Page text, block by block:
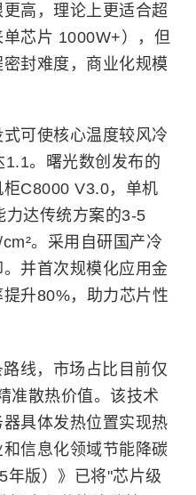
高，理论上更适合超
芯片 1000W+），但
封难度，商业化规模
可使核心温度较风冷
1.1。曙光数创发布的
C8000 V3.0，单机
力达传统方案的3-5
。采用自研国产冷
并首次规模化应用金
升80%，助力芯片性
线，市场占比目前仅
准散热价值。该技术
具体发热位置实现热
信息化领域节能降碳
年版）》已将"芯片级